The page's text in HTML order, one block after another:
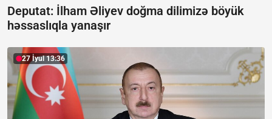
Deputat: İlham Əliyev doğma dilimizə böyük
həssaslıqla yanaşır
27 İyul 13:36